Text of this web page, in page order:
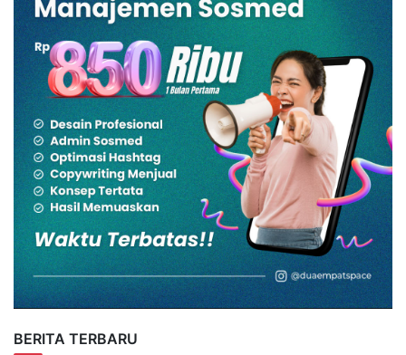
BERITA TERBARU